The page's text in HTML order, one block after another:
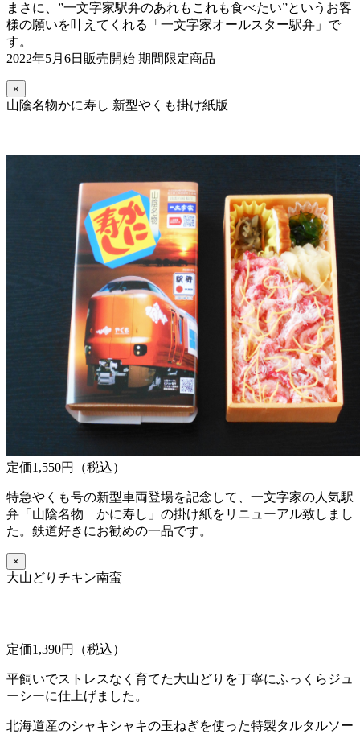
まさに、”一文字家駅弁のあれもこれも食べたい”というお客
様の願いを叶えてくれる「一文字家オールスター駅弁」で
す。
2022年5月6日販売開始 期間限定商品
×
山陰名物かに寿し 新型やくも掛け紙版
定価1,550円（税込）
特急やくも号の新型車両登場を記念して、一文字家の人気駅
弁「山陰名物 かに寿し」の掛け紙をリニューアル致しまし
た。鉄道好きにお勧めの一品です。
×
大山どりチキン南蛮
定価1,390円（税込）
平飼いでストレスなく育てた大山どりを丁寧にふっくらジュ
ーシーに仕上げました。
北海道産のシャキシャキの玉ねぎを使った特製タルタルソー